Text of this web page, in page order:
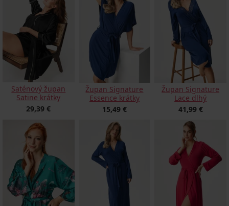
Saténový župan
Satine krátky
29,39 €
Župan Signature
Essence krátky
15,49 €
Župan Signature
Lace dlhý
41,99 €